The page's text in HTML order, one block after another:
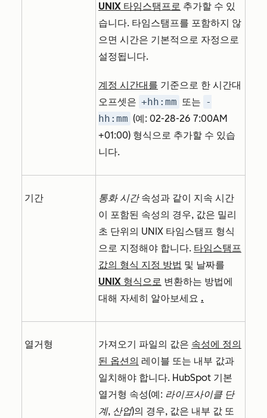
UNIX 타임스탬프로 추가할 수 있
습니다. 타임스탬프를 포함하지 않
으면 시간은 기본적으로 자정으로
설정됩니다.
계정 시간대를 기준으로 한 시간대
오프셋은 +hh:mm 또는 -
hh:mm (예: 02-28-26 7:00AM
+01:00) 형식으로 추가할 수 있습
니다.
기간 통화 시간속성과 같이 지속 시간
이 포함된 속성의 경우, 값은 밀리
초 단위의 UNIX 타임스탬프 형식
으로 지정해야 합니다. 타임스탬프
값의 형식 지정 방법 및 날짜를
UNIX 형식으로 변환하는 방법에
대해 자세히 알아보세요 .
열거형 가져오기 파일의 값은 속성에 정의
된 옵션의 레이블 또는 내부 값과
일치해야 합니다. HubSpot 기본
열거형 속성(예: 라이프사이클 단
계, 산업)의 경우, 값은 내부 값 또